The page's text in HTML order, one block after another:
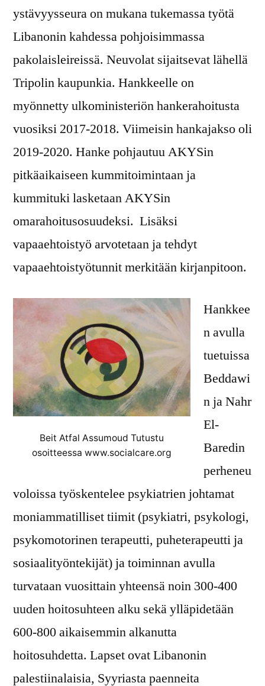
ystävyysseura on mukana tukemassa työtä
Libanonin kahdessa pohjoisimmassa
pakolaisleireissä. Neuvolat sijaitsevat lähellä
Tripolin kaupunkia. Hankkeelle on
myönnetty ulkoministeriön hankerahoitusta
vuosiksi 2017-2018. Viimeisin hankajakso oli
2019-2020. Hanke pohjautuu AKYSin
pitkäaikaiseen kummitoimintaan ja
kummituki lasketaan AKYSin
omarahoitusosuudeksi. Lisäksi
vapaaehtoistyö arvotetaan ja tehdyt
vapaaehtoistyötunnit merkitään kirjanpitoon.
Beit Atfal Assumoud Tutustu
osoitteessa www.socialcare.org
Hankkee
n avulla
tuetuissa
Beddawi
n ja Nahr
El-
Baredin
perheneu
voloissa työskentelee psykiatrien johtamat
moniammatilliset tiimit (psykiatri, psykologi,
psykomotorinen terapeutti, puheterapeutti ja
sosiaalityöntekijät) ja toiminnan avulla
turvataan vuosittain yhteensä noin 300-400
uuden hoitosuhteen alku sekä ylläpidetään
600-800 aikaisemmin alkanutta
hoitosuhdetta. Lapset ovat Libanonin
palestiinalaisia, Syyriasta paenneita